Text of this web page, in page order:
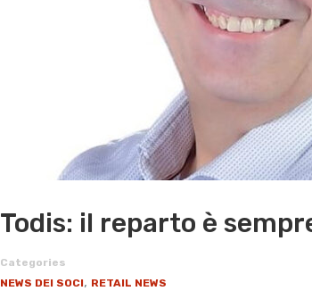
Todis: il reparto è
Categories
NEWS DEI SOCI, RETAIL NEWS